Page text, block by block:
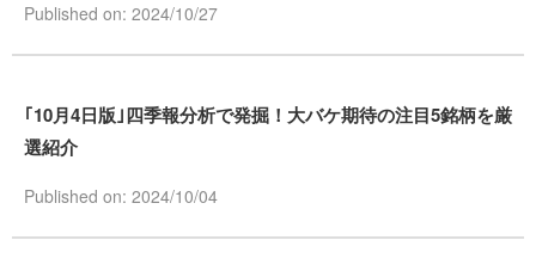
Published on: 2024/10/27
｢10月4日版｣四季報分析で発掘！大バケ期待の注目5銘柄を厳
選紹介
Published on: 2024/10/04